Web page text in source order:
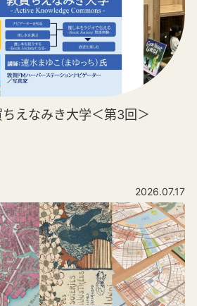
えなみき大学＜第3回＞
2026.07.17